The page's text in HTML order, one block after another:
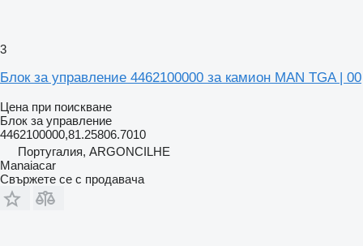
3
Блок за управление 4462100000 за камион MAN TGA | 00
Цена при поискване
Блок за управление
4462100000,81.25806.7010
Португалия, ARGONCILHE
Manaiacar
Свържете се с продавача